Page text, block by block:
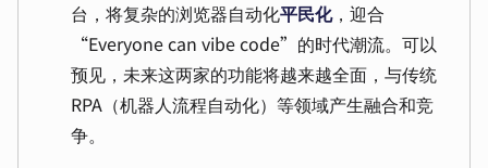
台，将复杂的浏览器自动化平民化，迎合
“Everyone can vibe code”的时代潮流。可以
预见，未来这两家的功能将越来越全面，与传统
RPA（机器人流程自动化）等领域产生融合和竞
争。